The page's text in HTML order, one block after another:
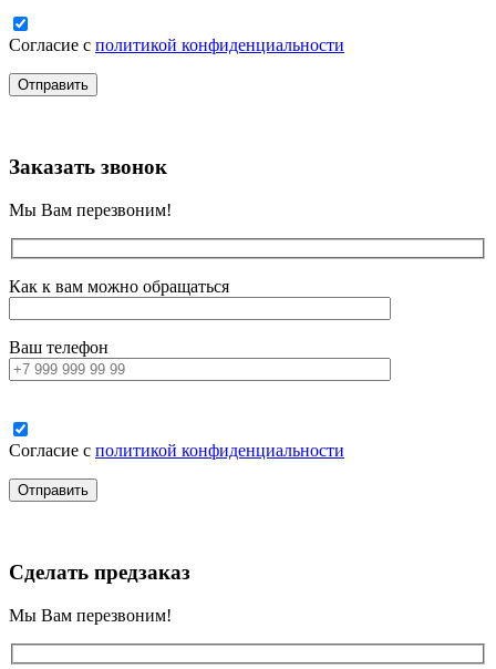
Согласие с политикой конфиденциальности
Заказать звонок
Мы Вам перезвоним!
Как к вам можно обращаться
Ваш телефон
Согласие с политикой конфиденциальности
Сделать предзаказ
Мы Вам перезвоним!